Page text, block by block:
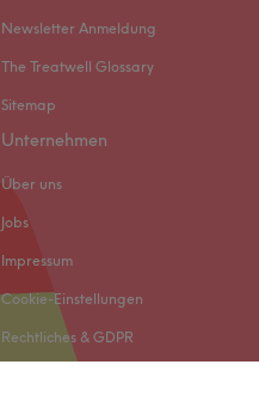
Newsletter Anmeldung
The Treatwell Glossary
Sitemap
Unternehmen
Über uns
Jobs
Impressum
Cookie-Einstellungen
Rechtliches & GDPR